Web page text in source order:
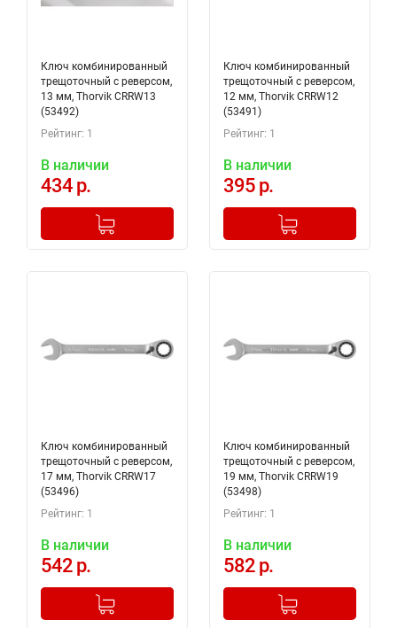
Ключ комбинированный
трещоточный с реверсом,
13 мм, Thorvik CRRW13
(53492)
Рейтинг: 1
В наличии
434 р.
+
Добавлено в корзину
Ключ комбинированный
трещоточный с реверсом,
12 мм, Thorvik CRRW12
(53491)
Рейтинг: 1
В наличии
395 р.
+
Добавлено в корзину
Ключ комбинированный
трещоточный с реверсом,
17 мм, Thorvik CRRW17
(53496)
Рейтинг: 1
В наличии
542 р.
+
Добавлено в корзину
Ключ комбинированный
трещоточный с реверсом,
19 мм, Thorvik CRRW19
(53498)
Рейтинг: 1
В наличии
582 р.
+
Добавлено в корзину